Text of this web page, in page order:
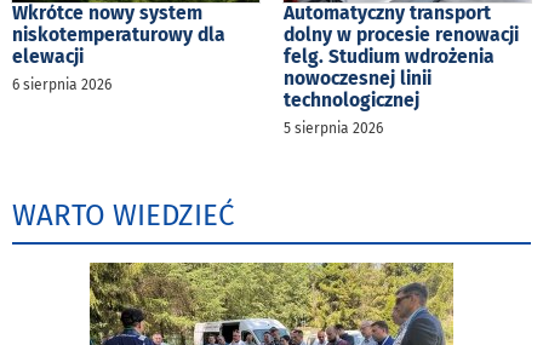
Wkrótce nowy system
niskotemperaturowy dla
elewacji
6 sierpnia 2026
Automatyczny transport
dolny w procesie renowacji
felg. Studium wdrożenia
nowoczesnej linii
technologicznej
5 sierpnia 2026
WARTO WIEDZIEĆ